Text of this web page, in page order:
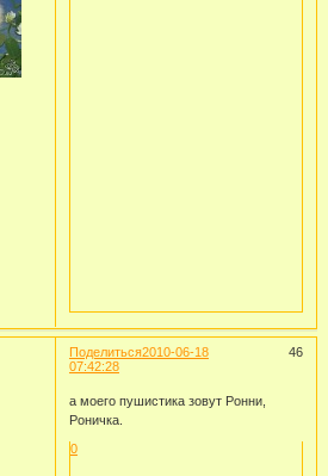
Поделиться 46
2010-06-18
07:42:28
а моего пушистика зовут Ронни,
Роничка.
0